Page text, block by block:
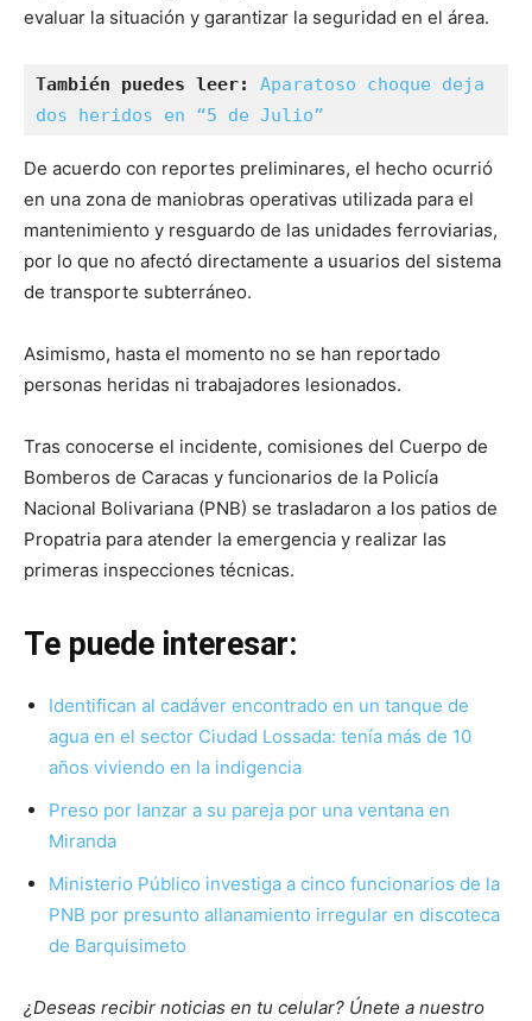
evaluar la situación y garantizar la seguridad en el área.
También puedes leer:
Aparatoso choque deja
dos heridos en “5 de Julio”
De acuerdo con reportes preliminares, el hecho ocurrió
en una zona de maniobras operativas utilizada para el
mantenimiento y resguardo de las unidades ferroviarias,
por lo que no afectó directamente a usuarios del sistema
de transporte subterráneo.
Asimismo, hasta el momento no se han reportado
personas heridas ni trabajadores lesionados.
Tras conocerse el incidente, comisiones del Cuerpo de
Bomberos de Caracas y funcionarios de la Policía
Nacional Bolivariana (PNB) se trasladaron a los patios de
Propatria para atender la emergencia y realizar las
primeras inspecciones técnicas.
Te puede interesar:
Identifican al cadáver encontrado en un tanque de
agua en el sector Ciudad Lossada: tenía más de 10
años viviendo en la indigencia
Preso por lanzar a su pareja por una ventana en
Miranda
Ministerio Público investiga a cinco funcionarios de la
PNB por presunto allanamiento irregular en discoteca
de Barquisimeto
¿Deseas recibir noticias en tu celular? Únete a nuestro